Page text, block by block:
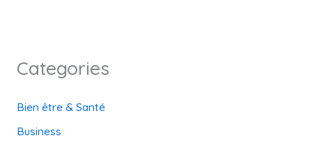
Categories
Bien être & Santé
Business